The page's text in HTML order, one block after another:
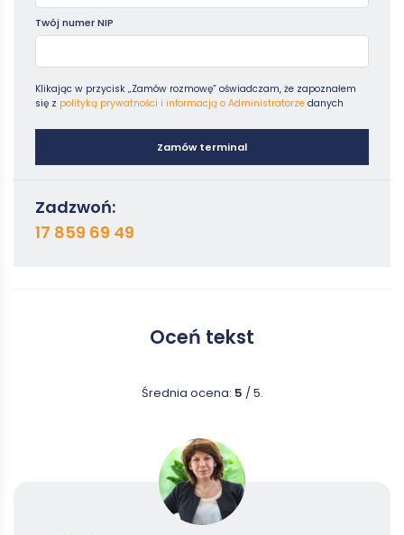
Twój numer NIP
Klikając w przycisk „Zamów rozmowę” oświadczam, że zapoznałem
się z polityką prywatności i informacją o Administratorze danych
Zamów terminal
Zadzwoń:
17 859 69 49
Oceń tekst
Średnia ocena: 5 / 5.